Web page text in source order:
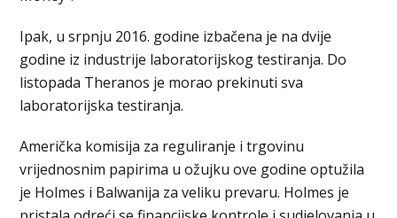
Ipak, u srpnju 2016. godine izbačena je na dvije
godine iz industrije laboratorijskog testiranja. Do
listopada Theranos je morao prekinuti sva
laboratorijska testiranja.
Američka komisija za reguliranje i trgovinu
vrijednosnim papirima u ožujku ove godine optužila
je Holmes i Balwanija za veliku prevaru. Holmes je